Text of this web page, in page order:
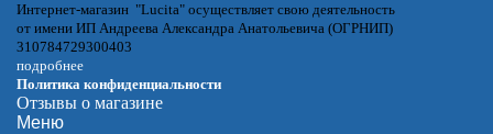
Интернет-магазин "Lucita" осуществляет свою деятельность
от имени ИП Андреева Александра Анатольевича (ОГРНИП)
310784729300403
подробнее
Политика конфиденциальности
Отзывы о магазине
Меню